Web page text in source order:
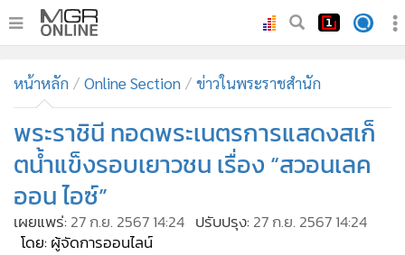
ทันเหตุการณ์
• ภาคใต้
ภูมิภาค
Online Section
• บันเทิง
ผู้จัดการรายวัน
หน้าหลัก Online Section ข่าวในพระราชสำนัก
พระราชินี ทอดพระเนตรการแสดงสเก็
ตน้ำแข็งรอบเยาวชน เรื่อง “สวอนเลค
ออน ไอซ์”
เผยแพร่: 27 ก.ย. 2567 14:24 ปรับปรุง: 27 ก.ย. 2567 14:24
โดย: ผู้จัดการออนไลน์